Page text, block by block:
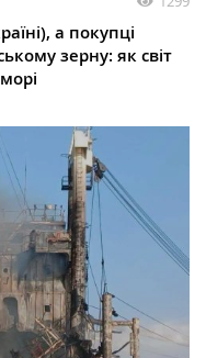
а покупці
зерну: як світ